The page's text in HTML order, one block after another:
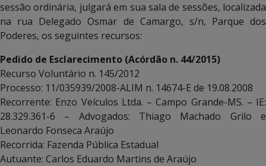
sessão ordinária, julgará em sua sala de sessões, localizada
na rua Delegado Osmar de Camargo, s/n, Parque dos
Poderes, os seguintes recursos:
Pedido de Esclarecimento (Acórdão n. 44/2015)
Recurso Voluntário n. 145/2012
Processo: 11/035939/2008-ALIM n. 14674-E de 19.08.2008
Recorrente: Enzo Veículos Ltda. – Campo Grande-MS. – IE:
28.329.361-6 – Advogados: Thiago Machado Grilo e
Leonardo Fonseca Araújo
Recorrida: Fazenda Pública Estadual
Autuante: Carlos Eduardo Martins de Araújo